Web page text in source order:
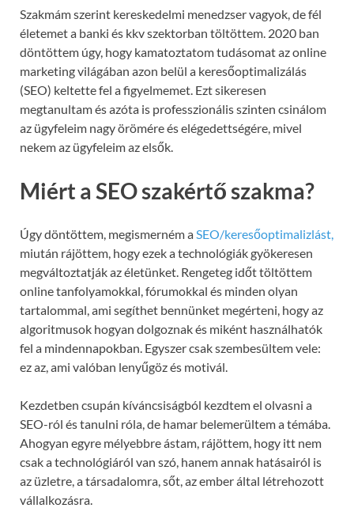
Szakmám szerint kereskedelmi menedzser vagyok, de fél
életemet a banki és kkv szektorban töltöttem. 2020 ban
döntöttem úgy, hogy kamatoztatom tudásomat az online
marketing világában azon belül a keresőoptimalizálás
(SEO) keltette fel a figyelmemet. Ezt sikeresen
megtanultam és azóta is professzionális szinten csinálom
az ügyfeleim nagy örömére és elégedettségére, mivel
nekem az ügyfeleim az elsők.
Miért a SEO szakértő szakma?
Úgy döntöttem, megismerném aSEO/keresőoptimalizlást,
miután rájöttem, hogy ezek a technológiák gyökeresen
megváltoztatják az életünket. Rengeteg időt töltöttem
online tanfolyamokkal, fórumokkal és minden olyan
tartalommal, ami segíthet bennünket megérteni, hogy az
algoritmusok hogyan dolgoznak és miként használhatók
fel a mindennapokban. Egyszer csak szembesültem vele:
ez az, ami valóban lenyűgöz és motivál.
Kezdetben csupán kíváncsiságból kezdtem el olvasni a
SEO-ról és tanulni róla, de hamar belemerültem a témába.
Ahogyan egyre mélyebbre ástam, rájöttem, hogy itt nem
csak a technológiáról van szó, hanem annak hatásairól is
az üzletre, a társadalomra, sőt, az ember által létrehozott
vállalkozásra.